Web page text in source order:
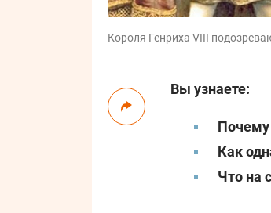
Короля Генриха VIII
Вы узнаете:
Почему
Как
Что на